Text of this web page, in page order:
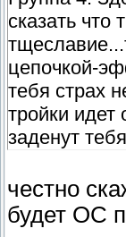
сказать
цепочкой-
тебя страх
тройки идет
заденут
честно
будет ОС